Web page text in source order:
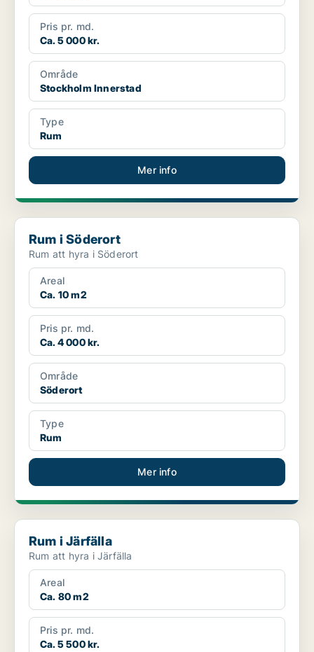
Pris pr. md.
Ca. 5 000 kr.
Område
Stockholm Innerstad
Type
Rum
Mer info
Rum i Söderort
Rum i Söderort
Rum att hyra i Söderort
Areal
Ca. 10 m2
Pris pr. md.
Ca. 4 000 kr.
Område
Söderort
Type
Rum
Mer info
Rum i Järfälla
Rum i Järfälla
Rum att hyra i Järfälla
Areal
Ca. 80 m2
Pris pr. md.
Ca. 5 500 kr.